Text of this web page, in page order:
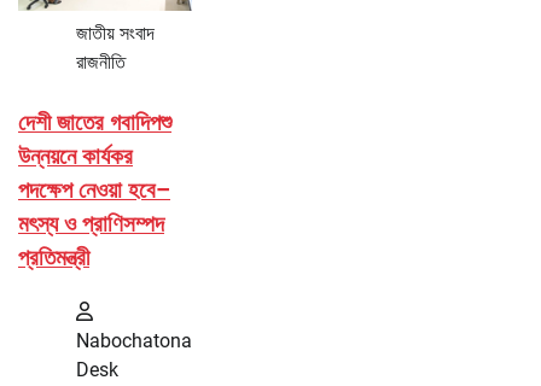
জাতীয় সংবাদ
রাজনীতি
দেশী জাতের গবাদিপশু
উন্নয়নে কার্যকর
পদক্ষেপ নেওয়া হবে–
মৎস্য ও প্রাণিসম্পদ
প্রতিমন্ত্রী
Nabochatona
Desk